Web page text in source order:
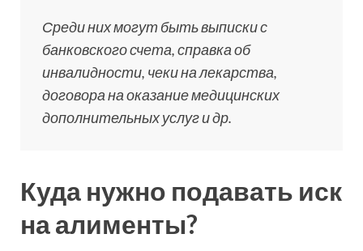
Среди них могут быть выписки с
банковского счета, справка об
инвалидности, чеки на лекарства,
договора на оказание медицинских
дополнительных услуг и др.
Куда нужно подавать иск
на алименты?